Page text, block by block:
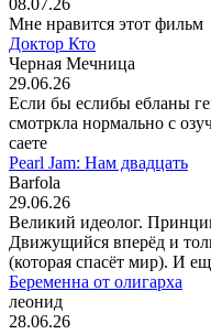
Мне нравится этот фильм
Доктор Кто
Черная Мечница
29.06.26
Если бы еслибы ебланы
смотркла нормально с
саете
Pearl Jam: Нам двадцать
Barfola
29.06.26
Великий идеолог.
Движущийся вперёд и
(которая спасёт мир). И
Беременна от олигарха
леонид
28.06.26